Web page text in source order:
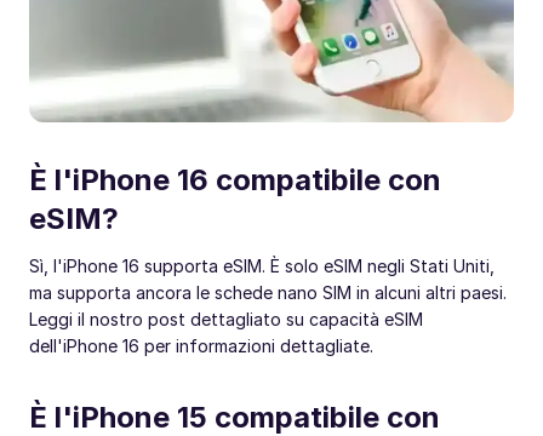
È l'iPhone 16 compatibile con
eSIM?
Sì, l'iPhone 16 supporta eSIM. È solo eSIM negli Stati Uniti,
ma supporta ancora le schede nano SIM in alcuni altri paesi.
Leggi il nostro post dettagliato su capacità eSIM
dell'iPhone 16 per informazioni dettagliate.
È l'iPhone 15 compatibile con